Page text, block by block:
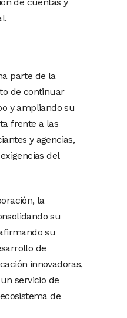
parte de la
de continuar
y ampliando su
frente a las
y agencias,
del
la
su
su
de
innovadoras,
servicio de
de